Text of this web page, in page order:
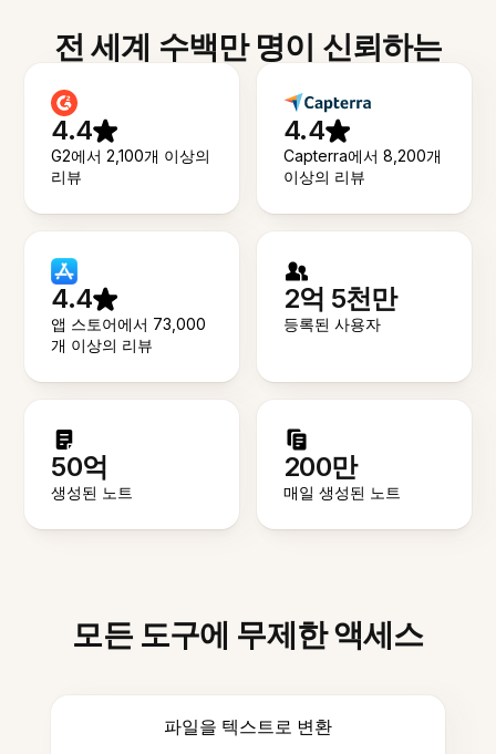
전 세계 수백만 명이 신뢰하는
4.4
G2에서 2,100개 이상의
리뷰
4.4
Capterra에서 8,200개
이상의 리뷰
4.4
앱 스토어에서 73,000
개 이상의 리뷰
2억 5천만
등록된 사용자
50억
생성된 노트
200만
매일 생성된 노트
모든 도구에 무제한 액세스
파일을 텍스트로 변환